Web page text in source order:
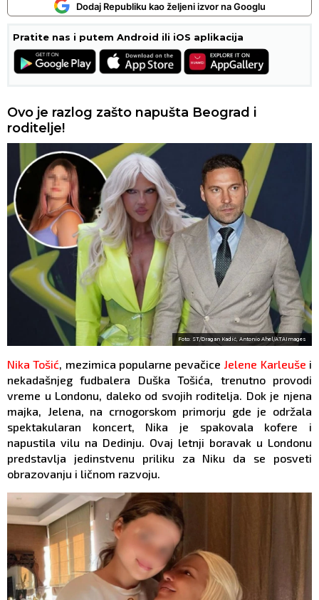
Dodaj Republiku kao željeni izvor na Googlu
Pratite nas i putem Android ili iOS aplikacija
Ovo je razlog zašto napušta Beograd i
roditelje!
Foto: ST/Dragan Kadić, Antonio Ahel/ATAImages
Nika Tošić, mezimica popularne pevačice Jelene Karleuše i
nekadašnjeg fudbalera Duška Tošića, trenutno provodi
vreme u Londonu, daleko od svojih roditelja. Dok je njena
majka, Jelena, na crnogorskom primorju gde je održala
spektakularan koncert, Nika je spakovala kofere i
napustila vilu na Dedinju. Ovaj letnji boravak u Londonu
predstavlja jedinstvenu priliku za Niku da se posveti
obrazovanju i ličnom razvoju.